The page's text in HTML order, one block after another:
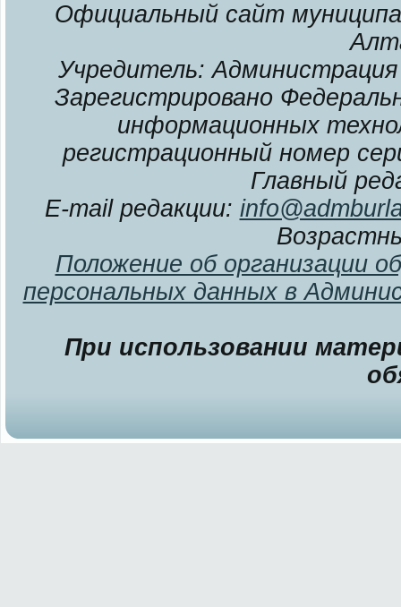
Официальный сайт
Учредитель: Администрация
Зарегистрировано
информационных
регистрационный номер
Главный
E-mail редакции:
Положение об организации
персональных данных в
При использовании